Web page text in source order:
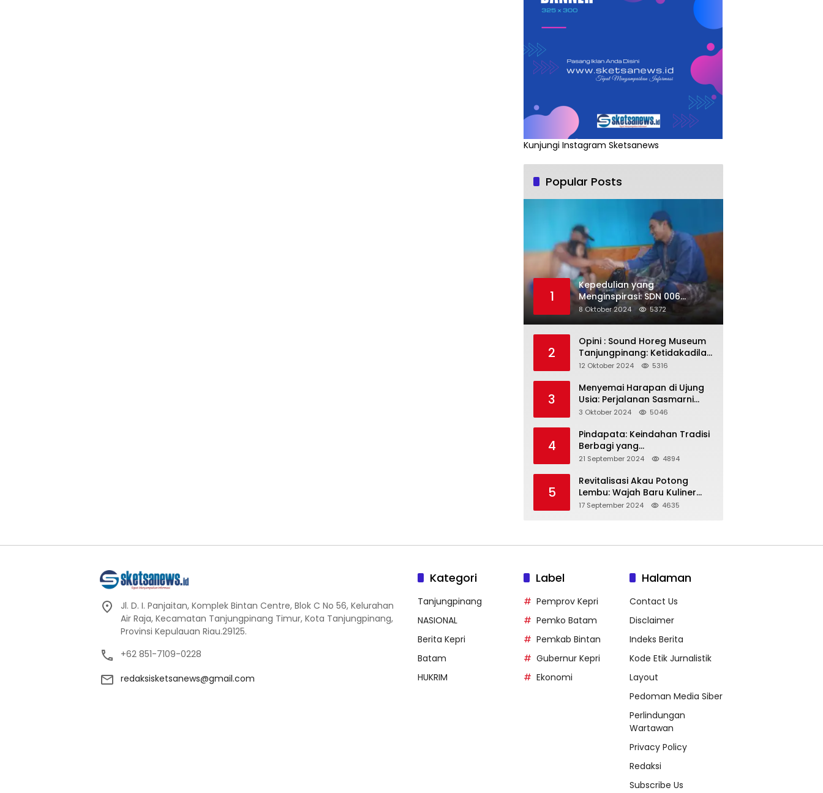
Kunjungi Instagram Sketsanews
Popular Posts
1
Kepedulian yang
Menginspirasi: SDN 006
Merawang Gelar Program
“Berbagi Segenggam Beras”
8 Oktober 2024 5372
2
Opini : Sound Horeg Museum
Tanjungpinang: Ketidakadilan
dalam Representasi
12 Oktober 2024 5316
3
Menyemai Harapan di Ujung
Usia: Perjalanan Sasmarni
dalam Menyentuh Hati dan
3 Oktober 2024 5046
4
Pindapata: Keindahan Tradisi
Berbagi yang
Menghubungkan Umat dalam
Kebersamaan dalam Agama
Buddha
21 September 2024 4894
5
Revitalisasi Akau Potong
Lembu: Wajah Baru Kuliner
Legendaris Tanjungpinang
17 September 2024 4635
Jl. D. I. Panjaitan, Komplek Bintan Centre, Blok C No 56, Kelurahan
Air Raja, Kecamatan Tanjungpinang Timur, Kota Tanjungpinang,
Provinsi Kepulauan Riau.29125.
+62 851-7109-0228
redaksisketsanews@gmail.com
Kategori
Tanjungpinang
NASIONAL
Berita Kepri
Batam
HUKRIM
Label
Pemprov Kepri
Pemko Batam
Pemkab Bintan
Gubernur Kepri
Ekonomi
Halaman
Contact Us
Disclaimer
Indeks Berita
Kode Etik Jurnalistik
Layout
Pedoman Media Siber
Perlindungan
Wartawan
Privacy Policy
Redaksi
Subscribe Us